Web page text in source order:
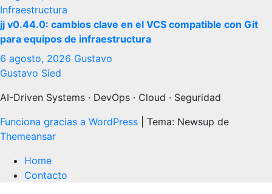
Infraestructura
jj v0.44.0: cambios clave en el VCS compatible con Git
para equipos de infraestructura
6 agosto, 2026 Gustavo
Gustavo Sied
AI-Driven Systems · DevOps · Cloud · Seguridad
Funciona gracias a WordPress
Tema: Newsup de
Themeansar
Home
Contacto